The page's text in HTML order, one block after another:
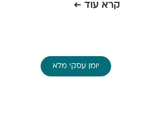
קרא עוד ←
יומן עסקי מלא